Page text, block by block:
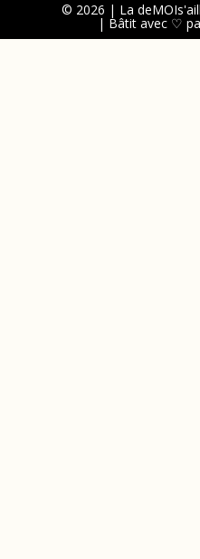
© 2026 | La
| Bâtit avec ♡